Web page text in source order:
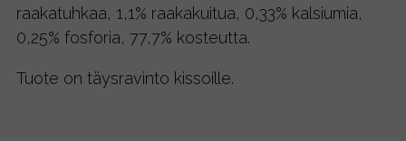
raakatuhkaa, 1,1% raakakuitua, 0,33% kalsiumia,
0,25% fosforia, 77,7% kosteutta.
Tuote on täysravinto kissoille.